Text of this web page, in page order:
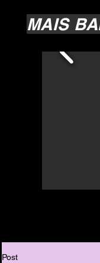
MAIS
Post